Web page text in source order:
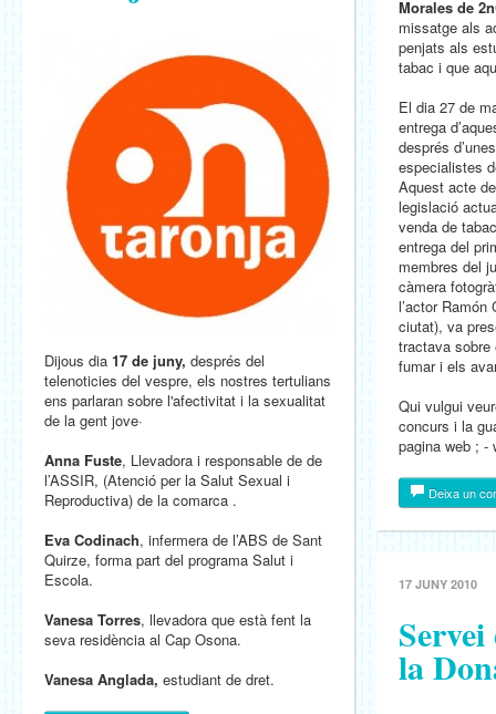
Dijous dia 17 de juny, després del
telenoticies del vespre, els nostres tertulians
ens parlaran sobre l'afectivitat i la sexualitat
de la gent jove·
Anna Fuste, Llevadora i responsable de de
l’ASSIR, (Atenció per la Salut Sexual i
Reproductiva) de la comarca .
Eva Codinach, infermera de l’ABS de Sant
Quirze, forma part del programa Salut i
Escola.
Vanesa Torres, llevadora que està fent la
seva residència al Cap Osona.
Vanesa Anglada, estudiant de dret.
Morales de
missatge als
penjats als
tabac i que
El dia 27 de
entrega
després
especialistes
Aquest acte
legislació
venda de
entrega del
membres del
càmera
l’actor Ramón
ciutat), va
tractava sobre
fumar i els
Qui vulgui
concurs i la
pagina web ; -
Deixa un
17 JUNY 2010
la